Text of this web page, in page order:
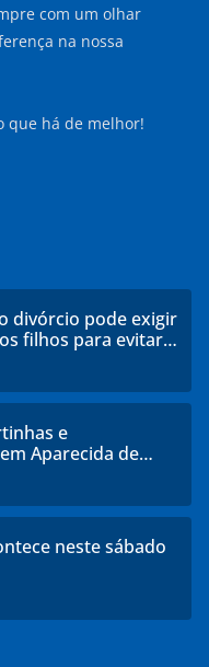
com um olhar
na nossa
que há de melhor!
divórcio pode exigir
filhos para evitar
e
Aparecida de
neste sábado